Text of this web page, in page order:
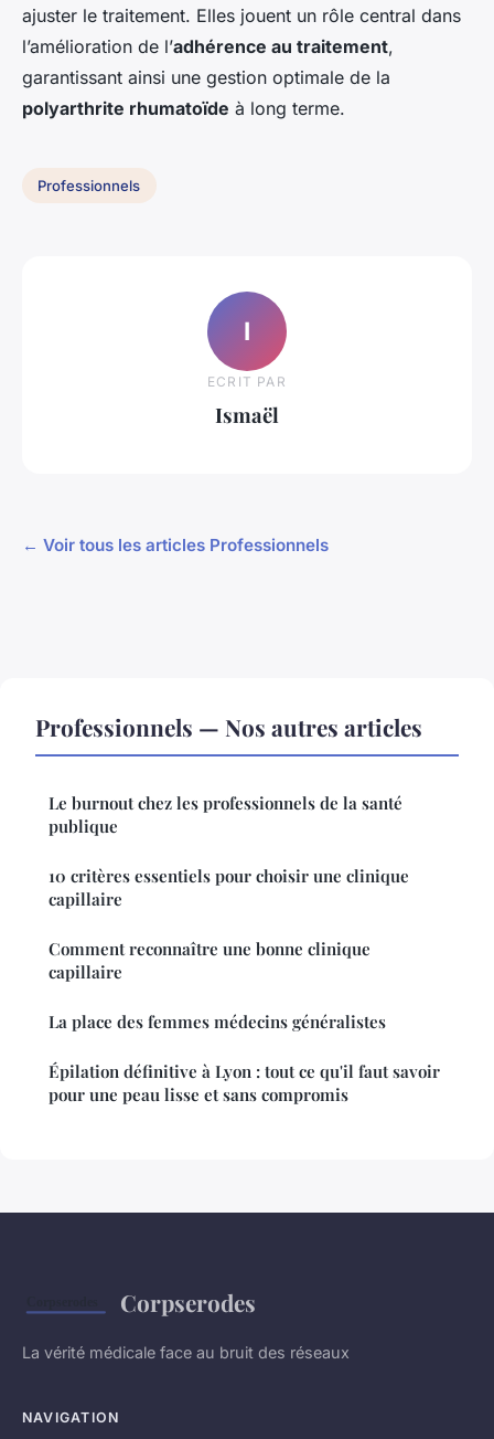
ajuster le traitement. Elles jouent un rôle central dans
l’amélioration de l’adhérence au traitement,
garantissant ainsi une gestion optimale de la
polyarthrite rhumatoïde à long terme.
Professionnels
I
ECRIT PAR
Ismaël
← Voir tous les articles Professionnels
Professionnels — Nos autres articles
Le burnout chez les professionnels de la santé
publique
10 critères essentiels pour choisir une clinique
capillaire
Comment reconnaître une bonne clinique
capillaire
La place des femmes médecins généralistes
Épilation définitive à Lyon : tout ce qu'il faut savoir
pour une peau lisse et sans compromis
Corpserodes
La vérité médicale face au bruit des réseaux
NAVIGATION